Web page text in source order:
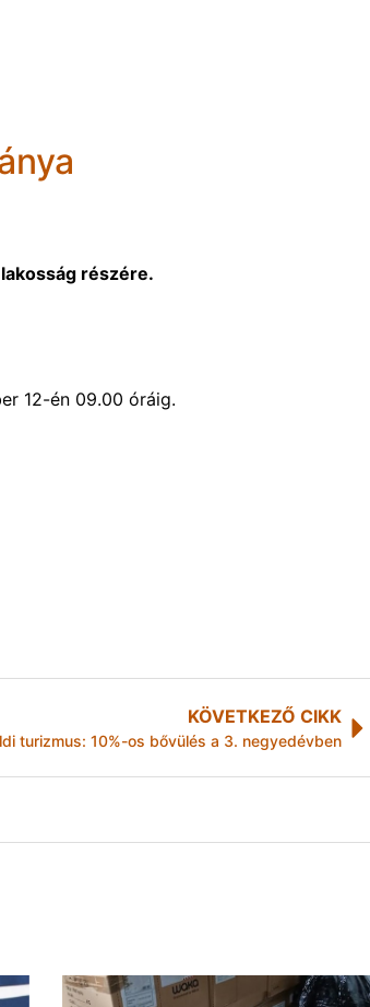
részére.
12-én 09.00 óráig.
KÖVETKEZŐ CIKK
turizmus: 10%-os bővülés a 3. negyedévben